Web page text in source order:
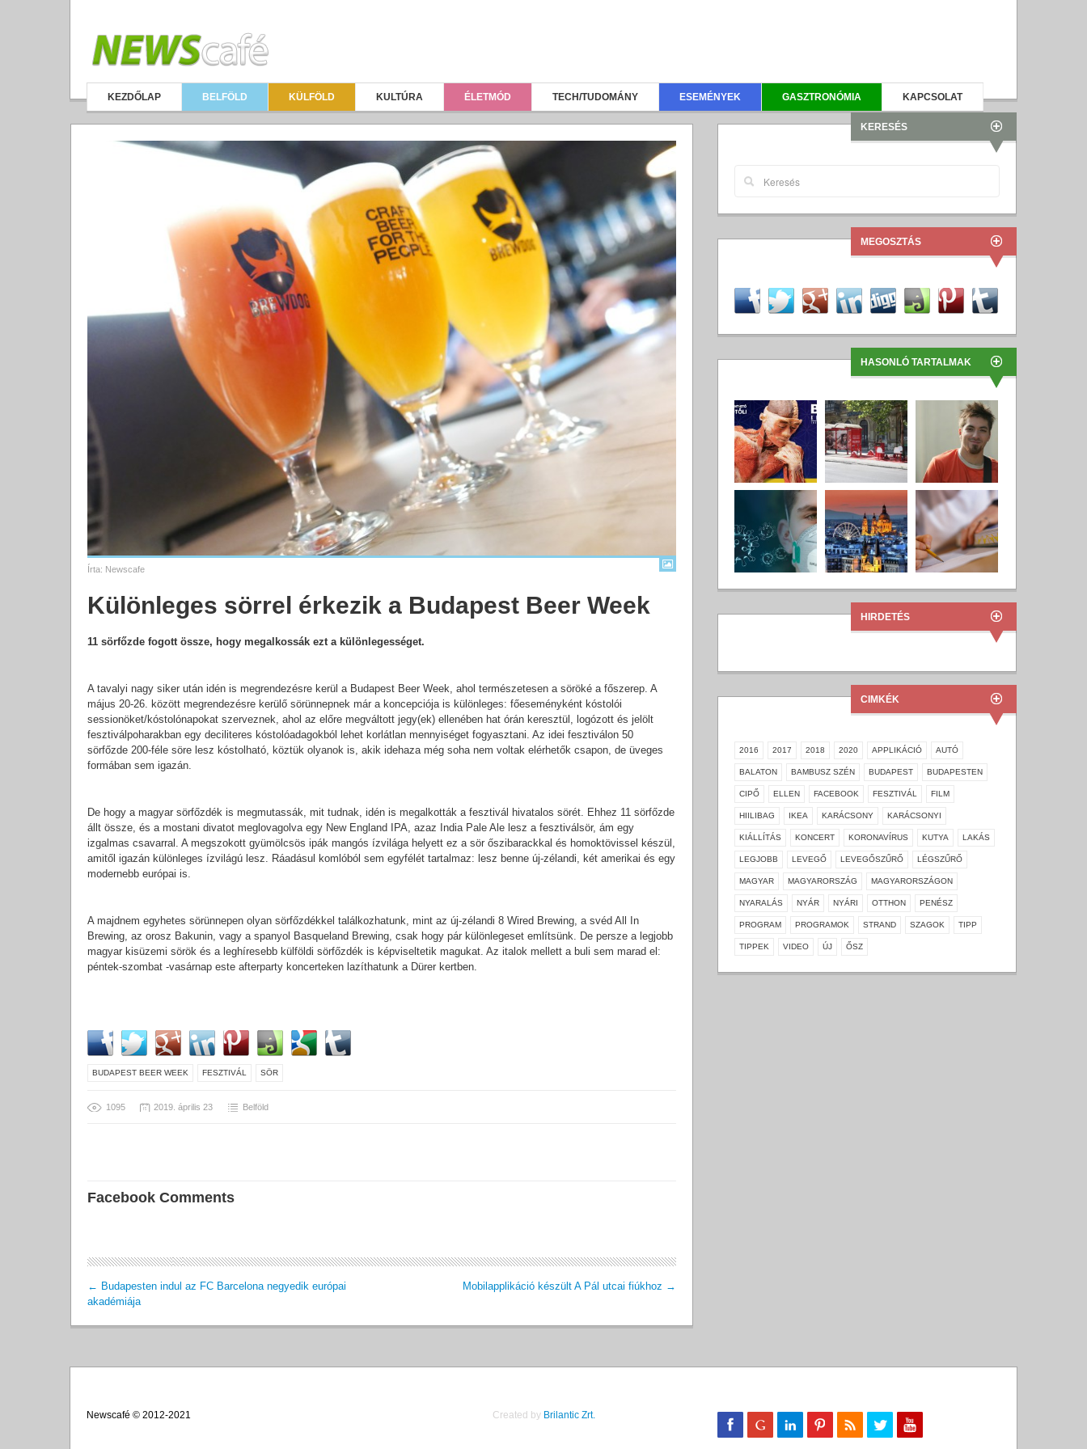
KEZDŐLAP BELFÖLD KÜLFÖLD KULTÚRA ÉLETMÓD TECH/TUDOMÁNY ESEMÉNYEK GASZTRONÓMIA KAPCSOLAT
Írta: Newscafe
Különleges sörrel érkezik a Budapest Beer Week
11 sörfőzde fogott össze, hogy megalkossák ezt a különlegességet.
A tavalyi nagy siker után idén is megrendezésre kerül a Budapest Beer Week, ahol természetesen a söröké a főszerep. A
május 20-26. között megrendezésre kerülő sörünnepnek már a koncepciója is különleges: főeseményként kóstolói
sessionöket/kóstolónapokat szerveznek, ahol az előre megváltott jegy(ek) ellenében hat órán keresztül, logózott és jelölt
fesztiválpoharakban egy deciliteres kóstolóadagokból lehet korlátlan mennyiséget fogyasztani. Az idei fesztiválon 50
sörfőzde 200-féle söre lesz kóstolható, köztük olyanok is, akik idehaza még soha nem voltak elérhetők csapon, de üveges
formában sem igazán.
De hogy a magyar sörfőzdék is megmutassák, mit tudnak, idén is megalkották a fesztivál hivatalos sörét. Ehhez 11 sörfőzde
állt össze, és a mostani divatot meglovagolva egy New England IPA, azaz India Pale Ale lesz a fesztiválsör, ám egy
izgalmas csavarral. A megszokott gyümölcsös ipák mangós ízvilága helyett ez a sör őszibarackkal és homoktövissel készül,
amitől igazán különleges ízvilágú lesz. Ráadásul komlóból sem egyfélét tartalmaz: lesz benne új-zélandi, két amerikai és egy
modernebb európai is.
A majdnem egyhetes sörünnepen olyan sörfőzdékkel találkozhatunk, mint az új-zélandi 8 Wired Brewing, a svéd All In
Brewing, az orosz Bakunin, vagy a spanyol Basqueland Brewing, csak hogy pár különlegeset említsünk. De persze a legjobb
magyar kisüzemi sörök és a leghíresebb külföldi sörfőzdék is képviseltetik magukat. Az italok mellett a buli sem marad el:
péntek-szombat -vasárnap este afterparty koncerteken lazíthatunk a Dürer kertben.
BUDAPEST BEER WEEK FESZTIVÁL SÖR
1095 2019. április 23 Belföld
Facebook Comments
← Budapesten indul az FC Barcelona negyedik európai
akadémiája
Mobilapplikáció készült A Pál utcai fiúkhoz →
KERESÉS
MEGOSZTÁS
HASONLÓ TARTALMAK
HIRDETÉS
CIMKÉK
2016 2017 2018 2020 APPLIKÁCIÓ AUTÓ
BALATON BAMBUSZ SZÉN BUDAPEST BUDAPESTEN
CIPŐ ELLEN FACEBOOK FESZTIVÁL FILM
HIILIBAG IKEA KARÁCSONY KARÁCSONYI
KIÁLLÍTÁS KONCERT KORONAVÍRUS KUTYA LAKÁS
LEGJOBB LEVEGŐ LEVEGŐSZŰRŐ LÉGSZŰRŐ
MAGYAR MAGYARORSZÁG MAGYARORSZÁGON
NYARALÁS NYÁR NYÁRI OTTHON PENÉSZ
PROGRAM PROGRAMOK STRAND SZAGOK TIPP
TIPPEK VIDEO ÚJ ŐSZ
Newscafé © 2012-2021 Created by Brilantic Zrt.